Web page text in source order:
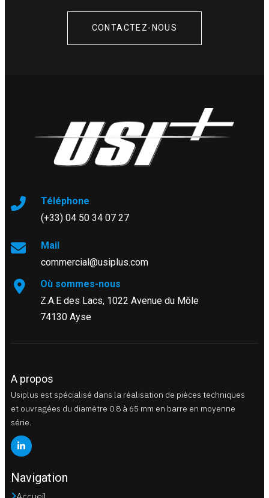
CONTACTEZ-NOUS
Téléphone
(+33) 04 50 34 07 27
Mail
commercial@usiplus.com
Où sommes-nous
Z.A.E des Lacs, 1022 Avenue du Môle
74130 Ayse
A propos
Usiplus est spécialisé dans la réalisation de pièces techniques
et ouvragées du diamètre 0.8 à 65 mm en barre en moyenne
série.
Navigation